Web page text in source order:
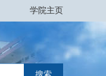
学院主页